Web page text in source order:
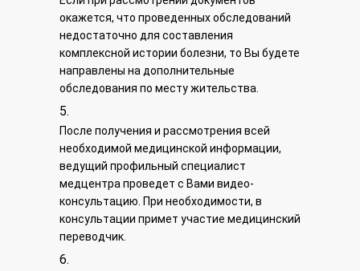
окажется, что проведенных обследований
недостаточно для составления
комплексной истории болезни, то Вы будете
направлены на дополнительные
обследования по месту жительства.
После получения и рассмотрения всей
необходимой медицинской информации,
ведущий профильный специалист
медцентра проведет с Вами видео-
консультацию. При необходимости, в
консультации примет участие медицинский
переводчик.